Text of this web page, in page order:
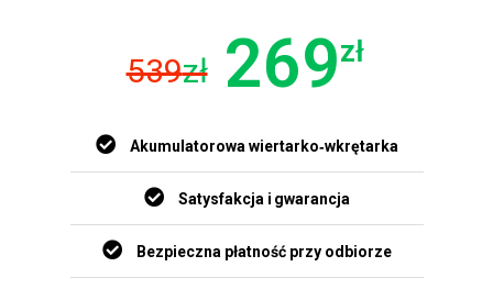
539zł 269zł
Akumulatorowa wiertarko‑wkrętarka
Satysfakcja i gwarancja
Bezpieczna płatność przy odbiorze